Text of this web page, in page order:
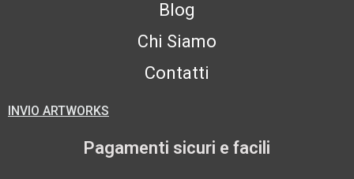
Blog
Chi Siamo
Contatti
INVIO ARTWORKS
Pagamenti sicuri e facili